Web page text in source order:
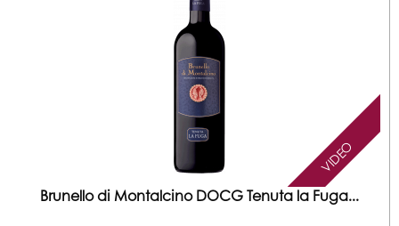
VIDEO
Brunello di Montalcino DOCG Tenuta la Fuga...